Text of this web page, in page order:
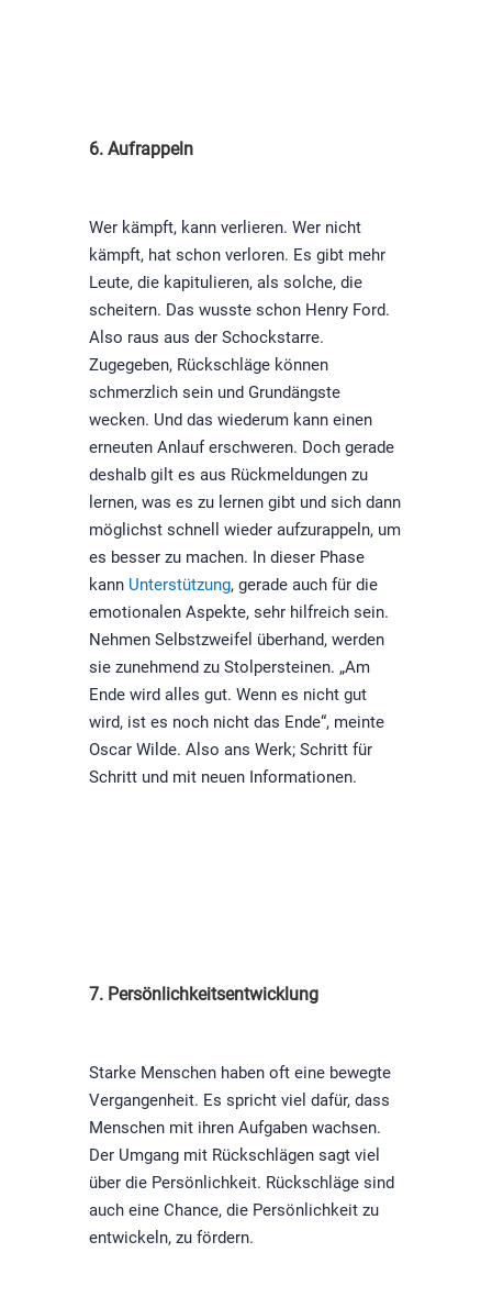
6. Aufrappeln
Wer kämpft, kann verlieren. Wer nicht
kämpft, hat schon verloren. Es gibt mehr
Leute, die kapitulieren, als solche, die
scheitern. Das wusste schon Henry Ford.
Also raus aus der Schockstarre.
Zugegeben, Rückschläge können
schmerzlich sein und Grundängste
wecken. Und das wiederum kann einen
erneuten Anlauf erschweren. Doch gerade
deshalb gilt es aus Rückmeldungen zu
lernen, was es zu lernen gibt und sich dann
möglichst schnell wieder aufzurappeln, um
es besser zu machen. In dieser Phase
kann Unterstützung, gerade auch für die
emotionalen Aspekte, sehr hilfreich sein.
Nehmen Selbstzweifel überhand, werden
sie zunehmend zu Stolpersteinen. „Am
Ende wird alles gut. Wenn es nicht gut
wird, ist es noch nicht das Ende“, meinte
Oscar Wilde. Also ans Werk; Schritt für
Schritt und mit neuen Informationen.
7. Persönlichkeitsentwicklung
Starke Menschen haben oft eine bewegte
Vergangenheit. Es spricht viel dafür, dass
Menschen mit ihren Aufgaben wachsen.
Der Umgang mit Rückschlägen sagt viel
über die Persönlichkeit. Rückschläge sind
auch eine Chance, die Persönlichkeit zu
entwickeln, zu fördern.